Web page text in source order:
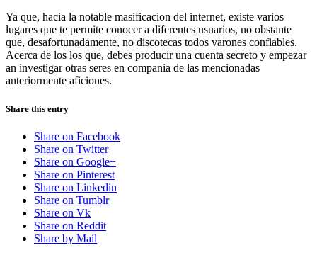
Ya que, hacia la notable masificacion del internet, existe varios
lugares que te permite conocer a diferentes usuarios, no obstante
que, desafortunadamente, no discotecas todos varones confiables.
Acerca de los los que, debes producir una cuenta secreto y empezar
an investigar otras seres en compania de las mencionadas
anteriormente aficiones.
Share this entry
Share on Facebook
Share on Twitter
Share on Google+
Share on Pinterest
Share on Linkedin
Share on Tumblr
Share on Vk
Share on Reddit
Share by Mail